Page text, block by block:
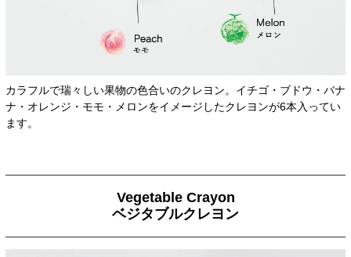
カラフルで瑞々しい果物の色合いのクレヨン。イチゴ・ブドウ・バナ
ナ・オレンジ・モモ・メロンをイメージしたクレヨンが6本入ってい
ます。
Vegetable Crayon
ベジタブルクレヨン